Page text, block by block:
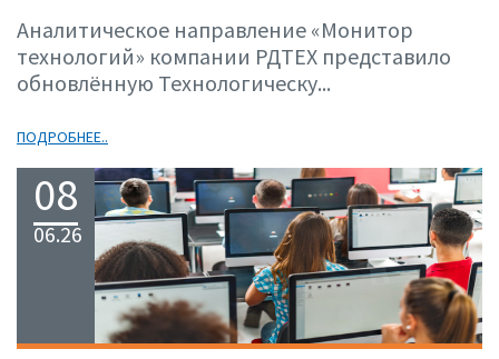
Аналитическое направление «Монитор
технологий» компании РДТЕХ представило
обновлённую Технологическу...
ПОДРОБНЕЕ..
08
06.26